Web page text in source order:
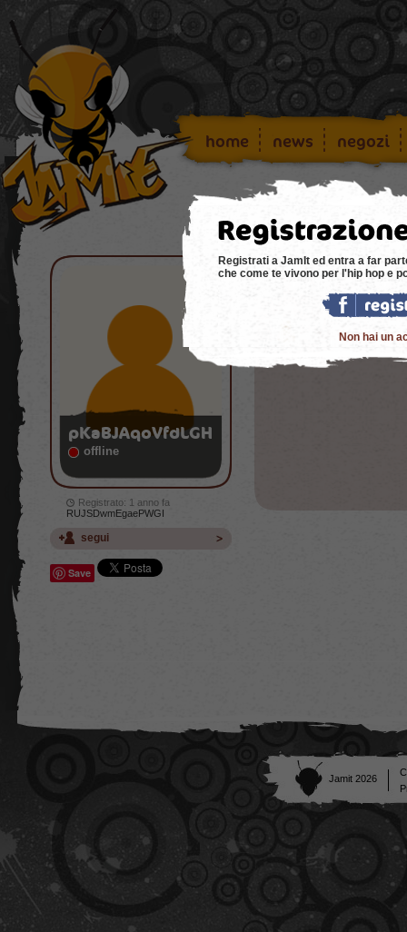
home news negozi
pKaBJAqoVfdLGH
offline
Registrato: 1 anno fa
RUJSDwmEgaePWGI
segui
Save
Jamit 2026
Registrati a JamIt ed entra a far
che come te vivono per l'hip hop e
Non hai un